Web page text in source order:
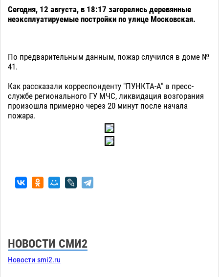
Сегодня, 12 августа, в 18:17 загорелись деревянные
неэксплуатируемые постройки по улице Московская.
По предварительным данным, пожар случился в доме №
41.
Как рассказали корреспонденту "ПУНКТА-А" в пресс-
службе регионального ГУ МЧС, ликвидация возгорания
произошла примерно через 20 минут после начала
пожара.
НОВОСТИ СМИ2
Новости smi2.ru